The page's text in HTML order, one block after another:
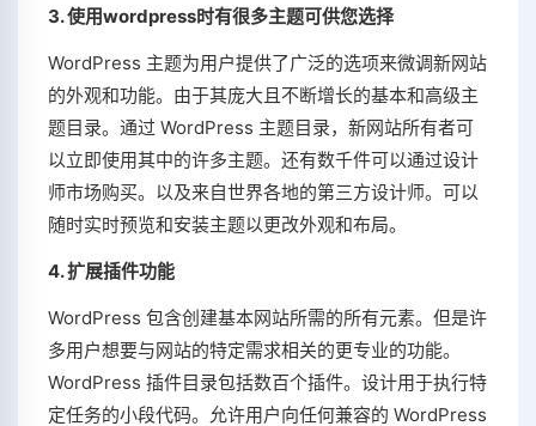
3. 使用wordpress时有很多主题可供您选择
WordPress 主题为用户提供了广泛的选项来微调新网站
的外观和功能。由于其庞大且不断增长的基本和高级主
题目录。通过 WordPress 主题目录，新网站所有者可
以立即使用其中的许多主题。还有数千件可以通过设计
师市场购买。以及来自世界各地的第三方设计师。可以
随时实时预览和安装主题以更改外观和布局。
4. 扩展插件功能
WordPress 包含创建基本网站所需的所有元素。但是许
多用户想要与网站的特定需求相关的更专业的功能。
WordPress 插件目录包括数百个插件。设计用于执行特
定任务的小段代码。允许用户向任何兼容的 WordPress